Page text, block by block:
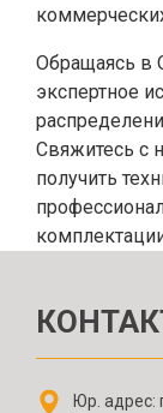
Обращаясь в
экспертное
Свяжитесь с
получить
Юр. адрес: